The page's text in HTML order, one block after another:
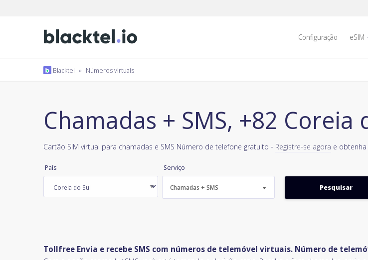
Configuração eSIM
Blacktel » Números virtuais
Chamadas + SMS, +82 Coreia
Cartão SIM virtual para chamadas e SMS Número de telefone gratuito - Registre-se agora e
País Serviço
Chamadas + SMS
Tollfree Envia e recebe SMS com números de telemóvel virtuais. Número de